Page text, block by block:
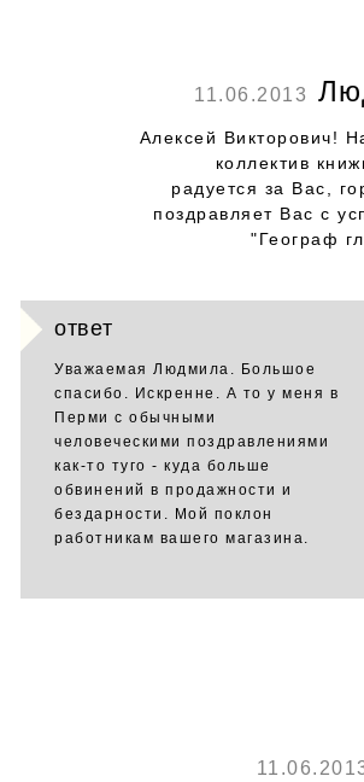
11.06.2013
Алексей Викторович!
коллектив
радуется за Вас,
поздравляет Вас с
"Географ
ответ
Уважаемая Людмила. Большое
спасибо. Искренне. А то у меня в
Перми с обычными
человеческими поздравлениями
как-то туго - куда больше
обвинений в продажности и
бездарности. Мой поклон
работникам вашего магазина.